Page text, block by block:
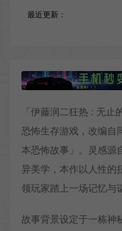
最近更新：
「伊藤润二狂热 : 无
恐怖生存游戏，改编自
本恐怖故事」。灵感源
异美学，本作以人性的
领玩家踏上一场记忆与
故事背景设定于一栋神